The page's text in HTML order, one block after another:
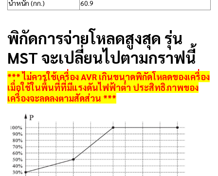
น้ำหนัก (กก.) 60.9
พิกัดการจ่ายโหลดสูงสุด รุ่น
MST จะเปลี่ยนไปตามกราฟนี้
*** ไม่ควรใช้เครื่อง AVR เกินขนาดพิกัดโหลดของเครื่อง
เมื่อใช้ในพื้นที่ที่มีแรงดันไฟฟ้าต่ำ ประสิทธิภาพของ
เครื่องจะลดลงตามสัดส่วน ***